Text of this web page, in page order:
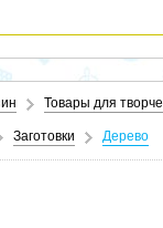
Товары для
Заготовки Дерево